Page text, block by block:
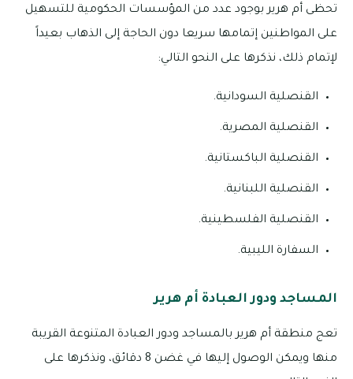
تحظى أم هرير بوجود عدد من المؤسسات الحكومية للتسهيل
على المواطنين إتمامها سريعا دون الحاجة إلى الذهاب بعيداً
لإتمام ذلك، نذكرها على النحو التالي:
القنصلية السودانية.
القنصلية المصرية.
القنصلية الباكستانية.
القنصلية اللبنانية.
القنصلية الفلسطينية.
السفارة الليبية.
المساجد ودور العبادة أم هرير
تعج منطقة أم هرير بالمساجد ودور العبادة المتنوعة القريبة
منها ويمكن الوصول إليها في غضن 8 دقائق، ونذكرها على